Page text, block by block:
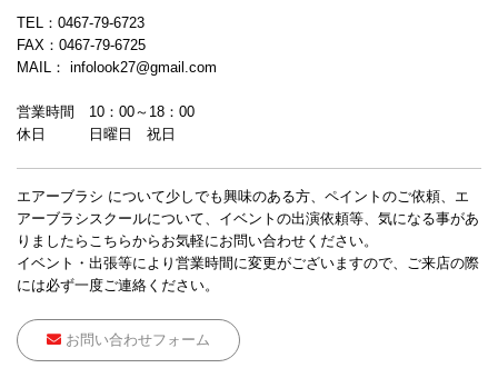
TEL： 0467-79-6723
FAX：0467-79-6725
MAIL： infolook27@gmail.com
営業時間 10：00～18：00
休日 日曜日 祝日
エアーブラシ について少しでも興味のある方、ペイントのご依頼、エ
アーブラシスクールについて、イベントの出演依頼等、気になる事があ
りましたらこちらからお気軽にお問い合わせください。
イベント・出張等により営業時間に変更がございますので、ご来店の際
には必ず一度ご連絡ください。
お問い合わせフォーム